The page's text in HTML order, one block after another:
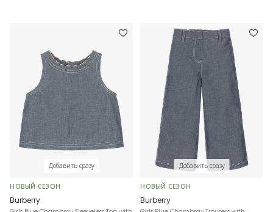
Добавить сразу
НОВЫЙ СЕЗОН
Burberry
Добавить сразу
НОВЫЙ СЕЗОН
Burberry